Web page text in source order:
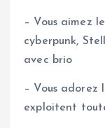
– Vous aimez
cyberpunk,
avec brio
– Vous adorez
exploitent